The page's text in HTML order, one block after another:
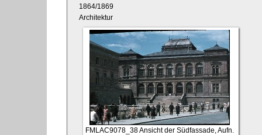
1864/1869
Architektur
FMLAC9078_38Ansicht der Südfassade, Aufn.